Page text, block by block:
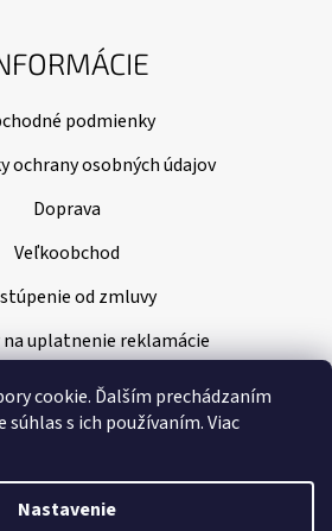
cookie. Ďalším prechádzaním
s ich používaním. Viac
Nastavenie
podmienky
ochrany osobných údajov
Doprava
Veľkoobchod
od zmluvy
uplatnenie reklamácie
|Nakódoval Pavel Kuneš